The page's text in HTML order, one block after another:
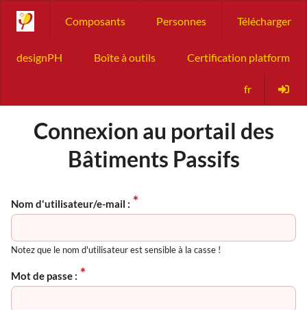
Composants Personnes Télécharger
designPH Boîte à outils Certification platform
fr
Connexion au portail des
Bâtiments Passifs
Nom d'utilisateur/e-mail :
Notez que le nom d'utilisateur est sensible à la casse !
Mot de passe :